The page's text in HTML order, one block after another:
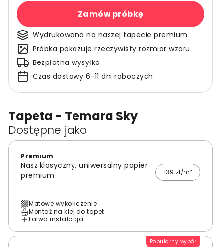
Tapeta - Temara Sky
Dostępne jako
Premium
Nasz klasyczny, uniwersalny papier
premium
139 zł/m²
Matowe wykończenie
Montaż na klej do tapet
Łatwa instalacja
Popularny wybór
Zamów próbkę
Wydrukowana na naszej tapecie premium
Próbka pokazuje rzeczywisty rozmiar wzoru
Bezpłatna wysyłka
Czas dostawy 6-11 dni roboczych